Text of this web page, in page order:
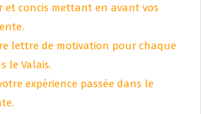
et concis mettant en avant vos
lettre de motivation pour chaque
le Valais.
expérience passée dans le